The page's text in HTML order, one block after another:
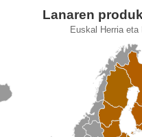
nominala (€).
with 1 data series.
erregioak. 2023
produktibitate
Lanaren
Euskal Herria